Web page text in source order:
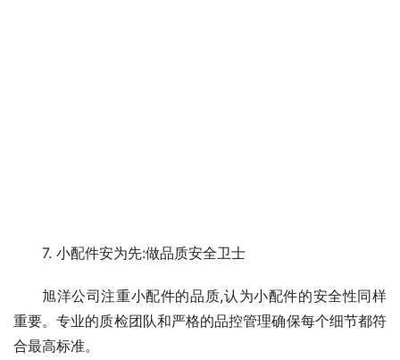
7. 小配件安为先:做品质安全卫士
旭洋公司注重小配件的品质,认为小配件的安全性同样
重要。专业的质检团队和严格的品控管理确保每个细节都符
合最高标准。